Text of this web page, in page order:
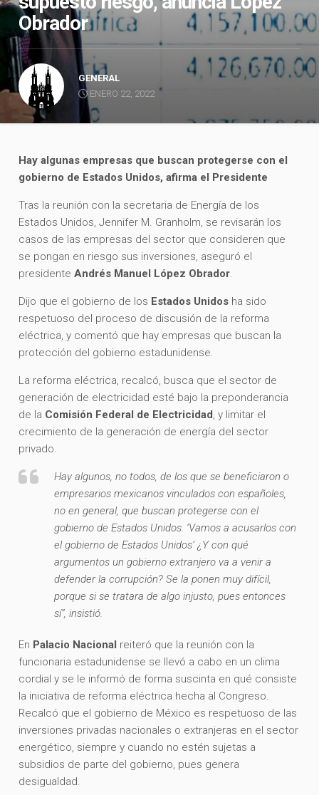
Obrador
GENERAL
ENERO 22, 2022
Hay algunas empresas que buscan protegerse con el
gobierno de Estados Unidos, afirma el Presidente
Tras la reunión con la secretaria de Energía de los
Estados Unidos, Jennifer M. Granholm, se revisarán los
casos de las empresas del sector que consideren que
se pongan en riesgo sus inversiones, aseguró el
presidente Andrés Manuel López Obrador.
Dijo que el gobierno de los Estados Unidos ha sido
respetuoso del proceso de discusión de la reforma
eléctrica, y comentó que hay empresas que buscan la
protección del gobierno estadunidense.
La reforma eléctrica, recalcó, busca que el sector de
generación de electricidad esté bajo la preponderancia
de la Comisión Federal de Electricidad, y limitar el
crecimiento de la generación de energía del sector
privado.
Hay algunos, no todos, de los que se beneficiaron o
empresarios mexicanos vinculados con españoles,
no en general, que buscan protegerse con el
gobierno de Estados Unidos. ‘Vamos a acusarlos con
el gobierno de Estados Unidos’ ¿Y con qué
argumentos un gobierno extranjero va a venir a
defender la corrupción? Se la ponen muy difícil,
porque si se tratara de algo injusto, pues entonces
sí”, insistió.
En Palacio Nacional reiteró que la reunión con la
funcionaria estadunidense se llevó a cabo en un clima
cordial y se le informó de forma suscinta en qué consiste
la iniciativa de reforma eléctrica hecha al Congreso.
Recalcó que el gobierno de México es respetuoso de las
inversiones privadas nacionales o extranjeras en el sector
energético, siempre y cuando no estén sujetas a
subsidios de parte del gobierno, pues genera
desigualdad.